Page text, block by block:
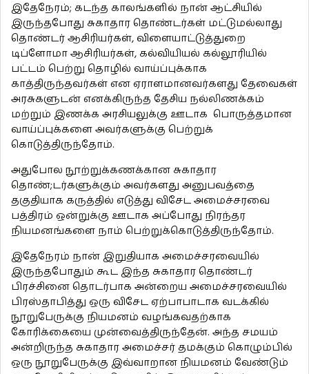
இதேநேரம்; கடந்த காலங்களில் நான் ஆட்சியில்
இருந்தபோது சுகாதார தொண்டர்கள் மட்டுமல்லாது
தொண்டர் ஆசிரியர்கள், விளையாட்டுத்துறை
டிப்ளோமா ஆசிரியர்கள், கல்வியியல் கல்லூரியில்
பட்டம் பெற்று தொழில் வாய்ப்புக்காக
காத்திருந்தவர்கள் என ஏராளமானவர்களது தேவைகள்
அரசுகளுடன் எனக்கிருந்த தேசிய நல்லிணக்கம்
மற்றும் இணக்க அரசியலுக்கு ஊடாக பொருத்தமான
வாய்ப்புக்களை அவர்களுக்கு பெற்றுக்
கொடுத்திருந்தோம்.
அதுபோல நூற்றுக்கணக்கான சுகாதார
தொண்;டர்களுக்கும் அவர்களது அனுபவத்தை
தகுதியாக கருத்தில் எடுத்து விசேட அமைச்சரவை
பத்திரம் ஒன்றுக்கு ஊடாக அப்போது நிரந்தர
நியமனங்களை நாம் பெற்றுக்கொடுத்திருந்தோம்.
இதேநேரம் நான் இறுதியாக அமைச்சரவையில்
இருந்தபோதும் கூட இந்த சுகாதார தொண்டர்
பிரச்சினை தொடர்பாக அன்றைய அமைச்சரவையில்
பிரஸ்தாபித்து ஒரு விசேட ஏற்பாபாடாக வடக்கில்
நூறுபேருக்கு நியமனம் வழங்கவதற்காக
கோரிக்கையை முன்வைத்திருந்தேன். அந்த சமயம்
அன்றிருந்த சுகாதார அமைச்சர் தமக்கும் கொழும்பில்
ஒரு நூறுபேருக்கு இவ்வாறான நியமனம் வேண்டும்